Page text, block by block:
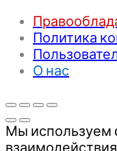
Политика
О нас
Мы используем